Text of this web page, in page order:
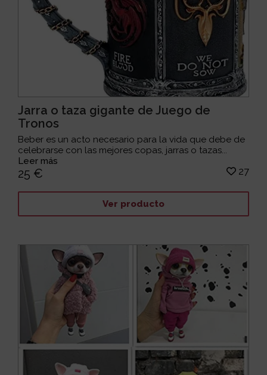
Jarra o taza gigante de Juego de
Tronos
Beber es un acto necesario para la vida que debe de
celebrarse con las mejores copas, jarras o tazas...
Leer más
25 € 27
Ver producto